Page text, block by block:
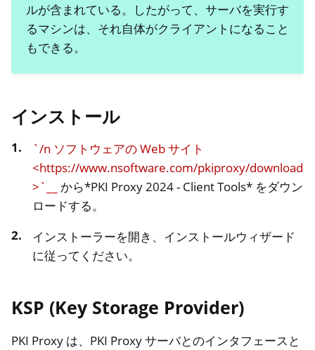
ルが含まれている。したがって、サーバを実行す
るマシンは、それ自体がクライアントになること
もできる。
インストール
`/n ソフトウェアの Web サイト
<https://www.nsoftware.com/pkiproxy/download
>`__
から*PKI Proxy 2024 - Client Tools* をダウン
ロードする。
インストーラーを開き、インストールウィザード
に従ってください。
KSP (Key Storage Provider)
PKI Proxy は、PKI Proxy サーバとのインタフェースと